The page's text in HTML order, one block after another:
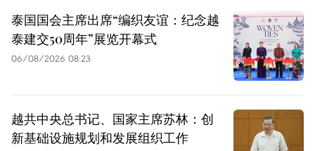
泰国国会主席出席“编织友谊：纪念越
泰建交50周年”展览开幕式
06/08/2026 08:23
越共中央总书记、国家主席苏林：创
新基础设施规划和发展组织工作